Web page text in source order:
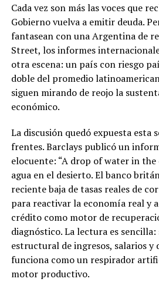
Cada vez son más las voces que
Gobierno vuelva a emitir deuda.
fantasean con una Argentina de
Street, los informes
otra escena: un país con riesgo
doble del promedio
siguen mirando de reojo la
económico.
La discusión quedó expuesta esta
frentes. Barclays publicó un
elocuente: “A drop of water in the
agua en el desierto. El banco
reciente baja de tasas reales de
para reactivar la economía real y
crédito como motor de
diagnóstico. La lectura es sencilla:
estructural de ingresos, salarios y
funciona como un respirador
motor productivo.